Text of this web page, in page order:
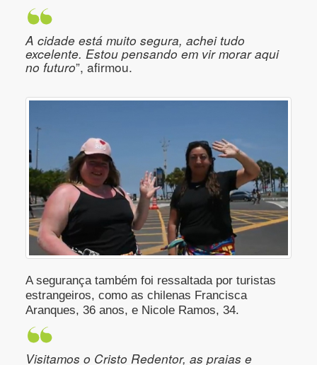
A cidade está muito segura, achei tudo
excelente. Estou pensando em vir morar aqui
no futuro”, afirmou.
A segurança também foi ressaltada por turistas
estrangeiros, como as chilenas Francisca
Aranques, 36 anos, e Nicole Ramos, 34.
Visitamos o Cristo Redentor, as praias e